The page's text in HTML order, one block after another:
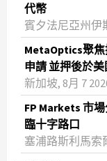
代幣
賓夕法尼亞州伊
MetaOptics聚
申請 並押後於
新加坡, 8月 7
FP Markets 市
臨十字路口
塞浦路斯利馬索